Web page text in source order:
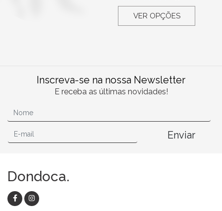
VER OPÇÕES
Inscreva-se na nossa Newsletter
E receba as últimas novidades!
Enviar
Dondoca.